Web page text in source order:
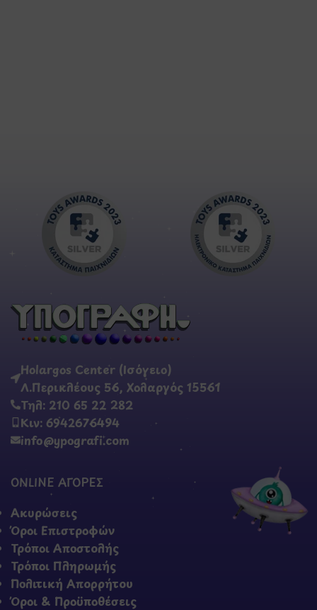
Holargos Center (Ισόγειο)
Λ.Περικλέους 56, Χολαργός 15561
Τηλ: 210 65 22 282
Κιν: 6942676494
info@ypografi.com
ONLINE ΑΓΟΡΕΣ
Ακυρώσεις
Όροι Επιστροφών
Τρόποι Αποστολής
Τρόποι Πληρωμής
Πολιτική Απορρήτου
Όροι & Προϋποθέσεις